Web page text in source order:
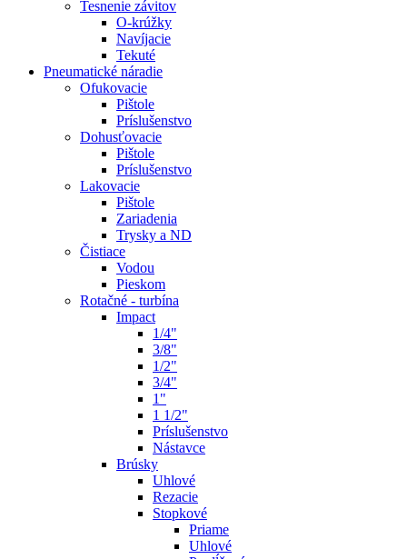
Tesnenie závitov
O-krúžky
Navíjacie
Tekuté
Pneumatické náradie
Ofukovacie
Pištole
Príslušenstvo
Dohusťovacie
Pištole
Príslušenstvo
Lakovacie
Pištole
Zariadenia
Trysky a ND
Čistiace
Vodou
Pieskom
Rotačné - turbína
Impact
1/4"
3/8"
1/2"
3/4"
1"
1 1/2"
Príslušenstvo
Nástavce
Brúsky
Uhlové
Rezacie
Stopkové
Priame
Uhlové